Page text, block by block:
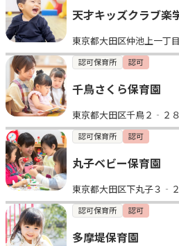
天才キッズクラブ楽
東京都大田区仲池上一丁
認可保育所 認可
千鳥さくら保育園
東京都大田区千鳥２‐２
認可保育所 認可
丸子ベビー保育園
東京都大田区下丸子３‐
認可保育所 認可
多摩堤保育園